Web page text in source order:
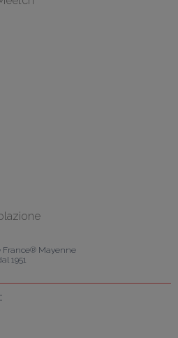
France® Mayenne
1951